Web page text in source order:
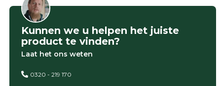
Kunnen we u helpen het juiste
product te vinden?
Laat het ons weten
0320 - 219 170